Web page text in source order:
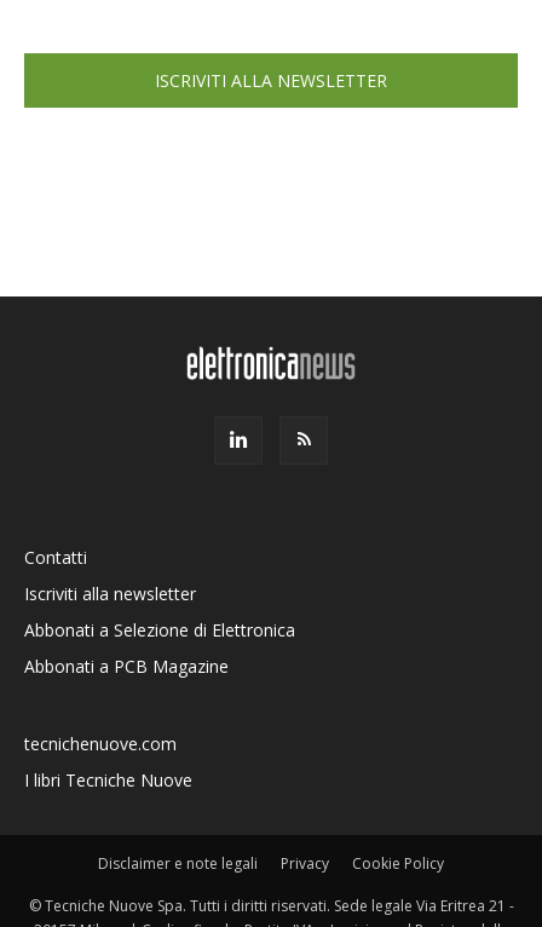
ISCRIVITI ALLA NEWSLETTER
Contatti
Iscriviti alla newsletter
Abbonati a Selezione di Elettronica
Abbonati a PCB Magazine
tecnichenuove.com
I libri Tecniche Nuove
Disclaimer e note legali Privacy Cookie Policy
© Tecniche Nuove Spa. Tutti i diritti riservati. Sede legale Via Eritrea 21 -